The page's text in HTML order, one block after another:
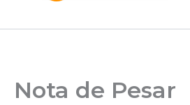
Nota de Pesar